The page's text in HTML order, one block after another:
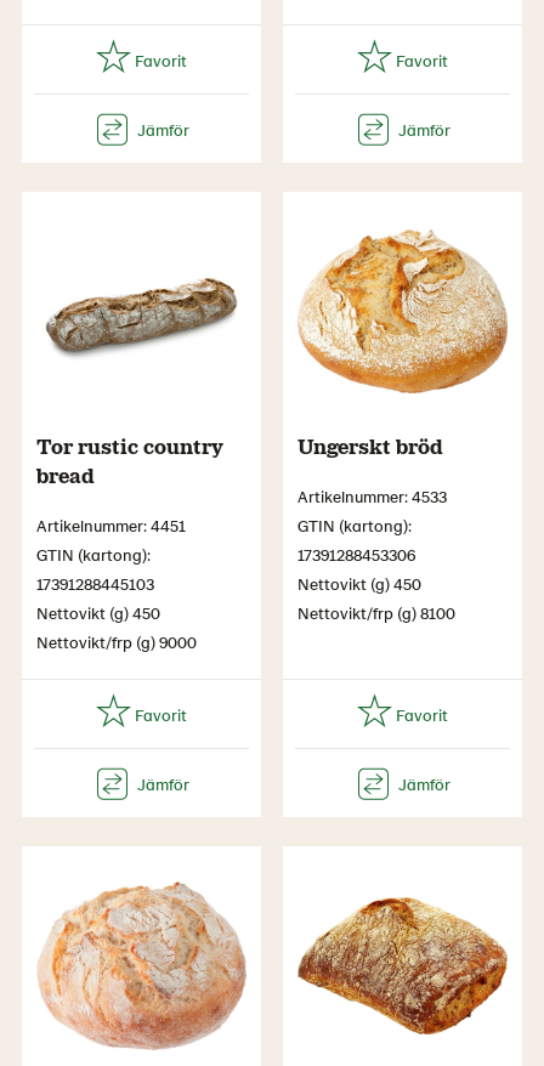
Tor rustic country
bread
Artikelnummer: 4451
GTIN (kartong):
17391288445103
Nettovikt (g) 450
Nettovikt/frp (g) 9000
Ungerskt bröd
Artikelnummer: 4533
GTIN (kartong):
17391288453306
Nettovikt (g) 450
Nettovikt/frp (g) 8100